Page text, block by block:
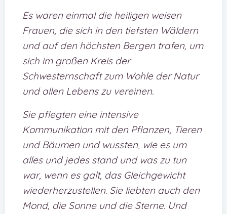
Es waren einmal die heiligen weisen
Frauen, die sich in den tiefsten Wäldern
und auf den höchsten Bergen trafen, um
sich im großen Kreis der
Schwesternschaft zum Wohle der Natur
und allen Lebens zu vereinen.
Sie pflegten eine intensive
Kommunikation mit den Pflanzen, Tieren
und Bäumen und wussten, wie es um
alles und jedes stand und was zu tun
war, wenn es galt, das Gleichgewicht
wiederherzustellen. Sie liebten auch den
Mond, die Sonne und die Sterne. Und